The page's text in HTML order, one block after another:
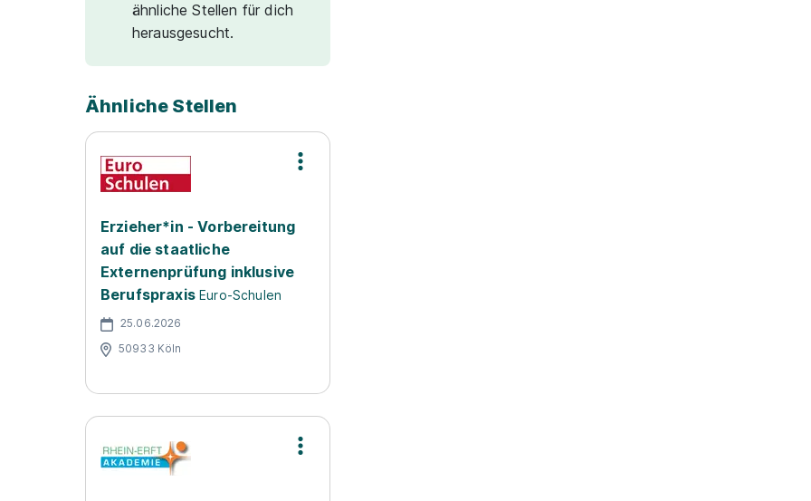
ähnliche Stellen für dich
herausgesucht.
Ähnliche Stellen
Erzieher*in - Vorbereitung
auf die staatliche
Externenprüfung inklusive
Berufspraxis Euro-Schulen
25.06.2026
50933 Köln